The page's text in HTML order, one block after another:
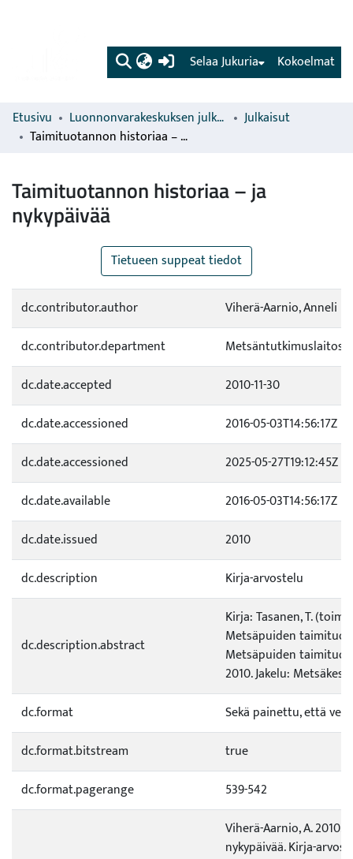
(current) Kokoelmat
Selaa Jukuria
Etusivu Luonnonvarakeskuksen julkaisut
Julkaisut
Taimituotannon historiaa – ja nykypäivää
Taimituotannon historiaa – ja
nykypäivää
Tietueen suppeat tiedot
dc.contributor.author
Viherä-Aarnio, Anneli
dc.contributor.department
Metsäntutkimuslaitos
dc.date.accepted
2010-11-30
dc.date.accessioned
2016-05-03T14:56:17Z
dc.date.accessioned
2025-05-27T19:12:45Z
dc.date.available
2016-05-03T14:56:17Z
dc.date.issued
2010
dc.description
Kirja-arvostelu
dc.description.abstract
Kirja: Tasanen, T.
Metsäpuiden
Metsäpuiden
2010. Jakelu:
dc.format
Sekä painettu, että
dc.format.bitstream
true
dc.format.pagerange
539-542
Viherä-Aarnio, A.
nykypäivää. Kirja-